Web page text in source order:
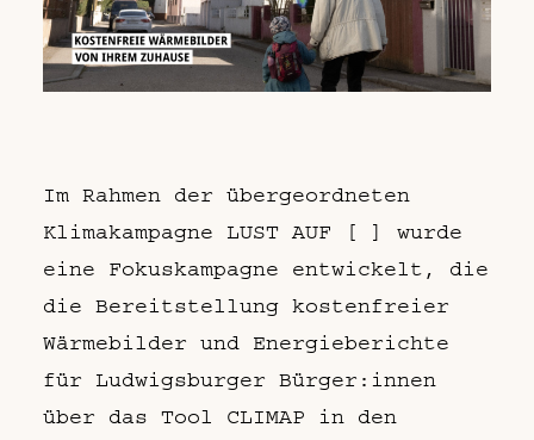
Im Rahmen der übergeordneten
Klimakampagne LUST AUF [ ] wurde
eine Fokuskampagne entwickelt, die
die Bereitstellung kostenfreier
Wärmebilder und Energieberichte
für Ludwigsburger Bürger:innen
über das Tool CLIMAP in den